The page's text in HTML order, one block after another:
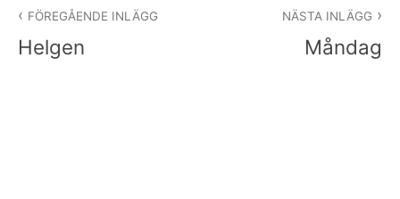
FÖREGÅENDE INLÄGG
Helgen
NÄSTA INLÄGG
Måndag